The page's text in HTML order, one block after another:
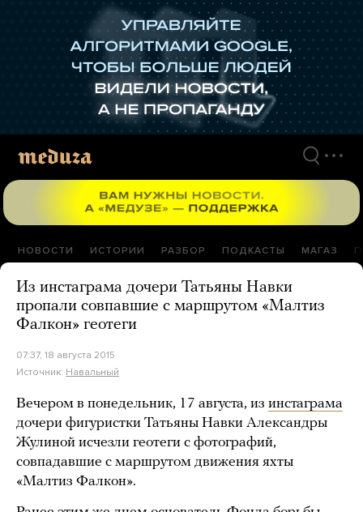
НОВОСТИ ИСТОРИИ РАЗБОР ПОДКАСТЫ МАГАЗ
Из инстаграма дочери Татьяны Навки
пропали совпавшие с маршрутом «Малтиз
Фалкон» геотеги
07:37, 18 августа 2015
Источник: Навальный
Вечером в понедельник, 17 августа, из инстаграма
дочери фигуристки Татьяны Навки Александры
Жулиной исчезли геотеги с фотографий,
совпадавшие с маршрутом движения яхты
«Малтиз Фалкон».